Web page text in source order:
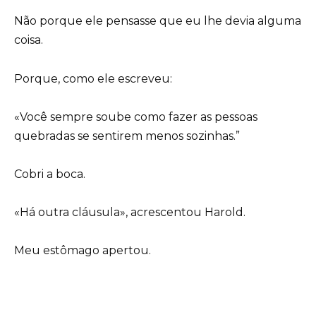
Não porque ele pensasse que eu lhe devia alguma
coisa.
Porque, como ele escreveu:
«Você sempre soube como fazer as pessoas
quebradas se sentirem menos sozinhas.”
Cobri a boca.
«Há outra cláusula», acrescentou Harold.
Meu estômago apertou.